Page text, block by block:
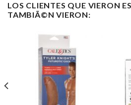
LOS CLIENTES QUE VIERON
TAMBIÃ©N VIERON: